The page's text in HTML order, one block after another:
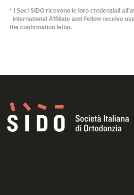
* i Soci SIDO ricevono le loro credenziali
international Affiliate and Fellow receive
the confirmation letter.